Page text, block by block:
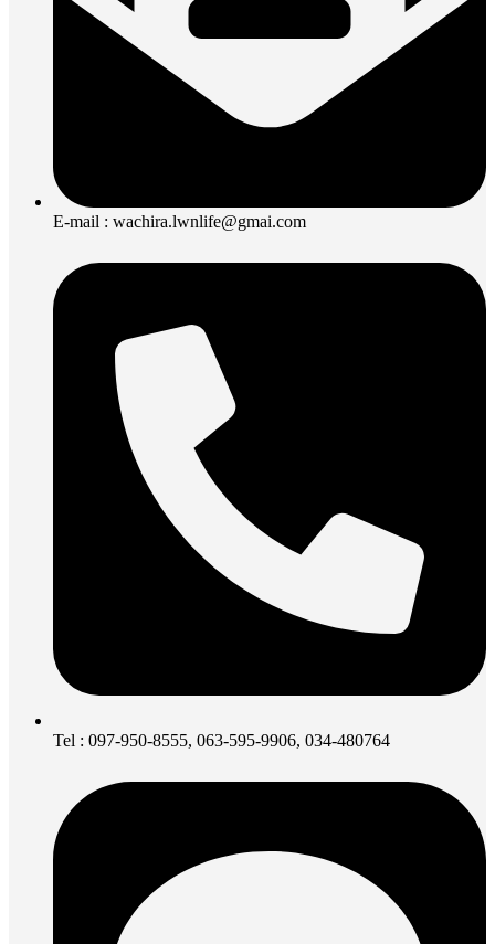
E-mail : wachira.lwnlife@gmai.com
Tel : 097-950-8555, 063-595-9906, 034-480764